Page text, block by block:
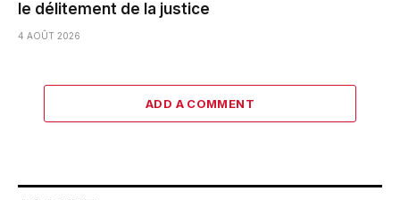
le délitement de la justice
4 AOÛT 2026
ADD A COMMENT